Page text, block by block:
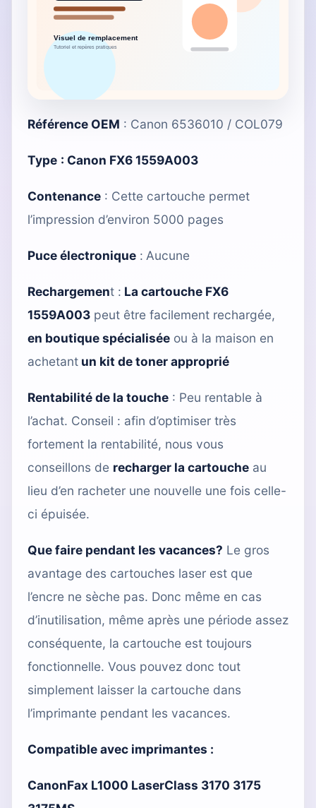
Référence OEM : Canon 6536010 / COL079
Type : Canon FX6 1559A003
Contenance : Cette cartouche permet
l’impression d’environ 5000 pages
Puce électronique : Aucune
Rechargement : La cartouche FX6
1559A003 peut être facilement rechargée,
en boutique spécialisée ou à la maison en
achetant un kit de toner approprié
Rentabilité de la touche : Peu rentable à
l’achat. Conseil : afin d’optimiser très
fortement la rentabilité, nous vous
conseillons de recharger la cartouche au
lieu d’en racheter une nouvelle une fois celle-
ci épuisée.
Que faire pendant les vacances? Le gros
avantage des cartouches laser est que
l’encre ne sèche pas. Donc même en cas
d’inutilisation, même après une période assez
conséquente, la cartouche est toujours
fonctionnelle. Vous pouvez donc tout
simplement laisser la cartouche dans
l’imprimante pendant les vacances.
Compatible avec imprimantes :
CanonFax L1000 LaserClass 3170 3175